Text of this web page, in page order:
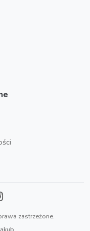
zastrzeżone.